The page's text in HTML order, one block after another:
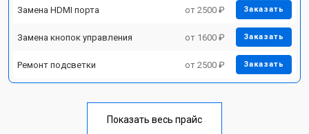
Замена HDMI порта от 2500 ₽ Заказать
Замена кнопок управления от 1600 ₽ Заказать
Ремонт подсветки от 2500 ₽ Заказать
Показать весь прайс